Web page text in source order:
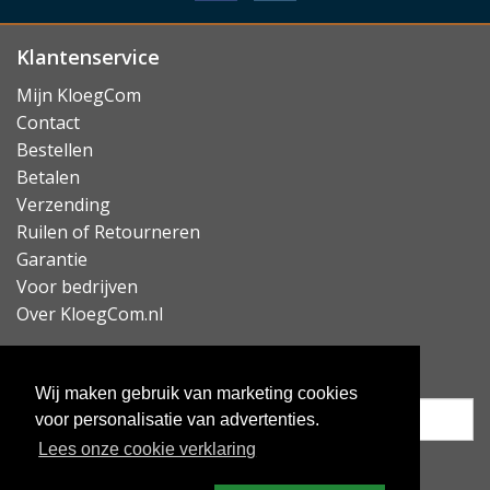
Wij maken gebruik van marketing cookies
voor personalisatie van advertenties.
Lees onze cookie verklaring
en kunt u uw dikke portemonnee voortaan thuis laten.
Klantenservice
Mijn KloegCom
Contact
Bestellen
Betalen
Verzending
Ruilen of Retourneren
Garantie
Voor bedrijven
Over KloegCom.nl